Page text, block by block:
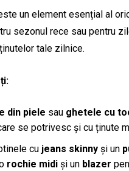
un element esențial al
sezonul rece sau pentru
tale zilnice.
din piele sau ghetele cu
se potrivesc și cu ținute
cu jeans skinny și un
rochie midi și un blazer